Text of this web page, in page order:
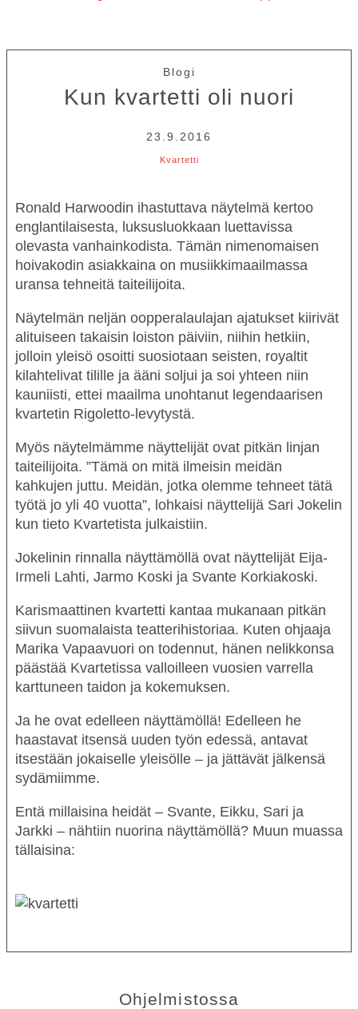
Blogi
Kun kvartetti oli nuori
23.9.2016
Kvartetti
Ronald Harwoodin ihastuttava näytelmä kertoo
englantilaisesta, luksusluokkaan luettavissa
olevasta vanhainkodista. Tämän nimenomaisen
hoivakodin asiakkaina on musiikkimaailmassa
uransa tehneitä taiteilijoita.
Näytelmän neljän oopperalaulajan ajatukset kiirivät
alituiseen takaisin loiston päiviin, niihin hetkiin,
jolloin yleisö osoitti suosiotaan seisten, royaltit
kilahtelivat tilille ja ääni soljui ja soi yhteen niin
kauniisti, ettei maailma unohtanut legendaarisen
kvartetin Rigoletto-levytystä.
Myös näytelmämme näyttelijät ovat pitkän linjan
taiteilijoita. ”Tämä on mitä ilmeisin meidän
kahkujen juttu. Meidän, jotka olemme tehneet tätä
työtä jo yli 40 vuotta”, lohkaisi näyttelijä Sari Jokelin
kun tieto Kvartetista julkaistiin.
Jokelinin rinnalla näyttämöllä ovat näyttelijät Eija-
Irmeli Lahti, Jarmo Koski ja Svante Korkiakoski.
Karismaattinen kvartetti kantaa mukanaan pitkän
siivun suomalaista teatterihistoriaa. Kuten ohjaaja
Marika Vapaavuori on todennut, hänen nelikkonsa
päästää Kvartetissa valloilleen vuosien varrella
karttuneen taidon ja kokemuksen.
Ja he ovat edelleen näyttämöllä! Edelleen he
haastavat itsensä uuden työn edessä, antavat
itsestään jokaiselle yleisölle – ja jättävät jälkensä
sydämiimme.
Entä millaisina heidät – Svante, Eikku, Sari ja
Jarkki – nähtiin nuorina näyttämöllä? Muun muassa
tällaisina:
Ohjelmistossa